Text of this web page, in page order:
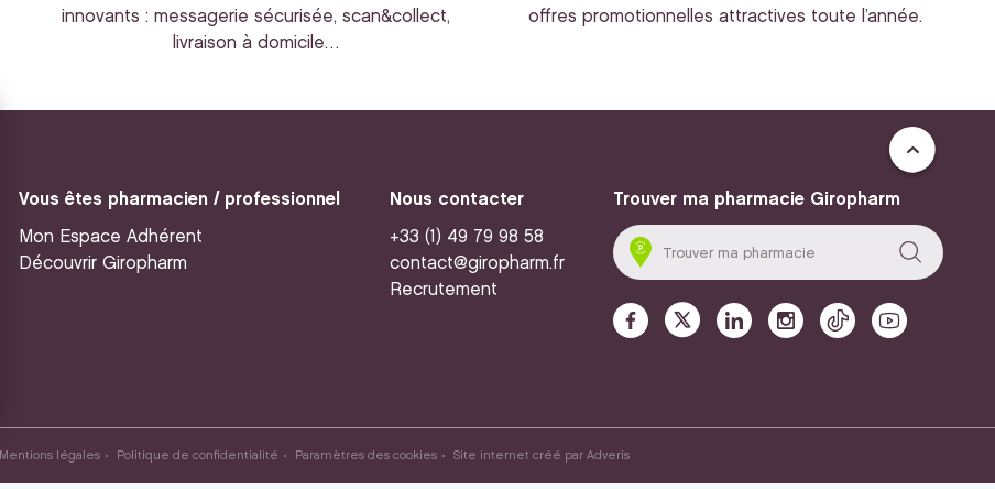
innovants : messagerie sécurisée, scan&collect,
livraison à domicile…
offres promotionnelles attractives toute l’année.
Vous êtes pharmacien / professionnel
Mon Espace Adhérent
Découvrir Giropharm
Nous contacter
+33 (1) 49 79 98 58
contact@giropharm.fr
Recrutement
Trouver ma pharmacie Giropharm
Mentions légales Politique de confidentialité Paramètres des cookies Site internet créé par Adveris